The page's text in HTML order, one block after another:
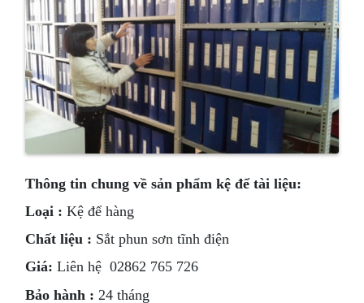
Thông tin chung về sản phẩm kệ để tài liệu:
Loại : Kệ để hàng
Chất liệu : Sắt phun sơn tĩnh điện
Giá: Liên hệ 02862 765 726
Bảo hành : 24 tháng